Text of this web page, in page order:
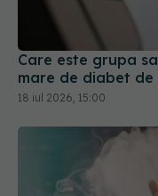
Care este grupa
mare de diabet de
18 iul 2026, 15:00